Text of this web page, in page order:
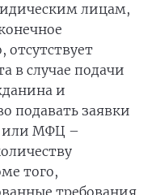
лицам,
отсутствует
в случае подачи
и
подавать заявки
или МФЦ –
того,